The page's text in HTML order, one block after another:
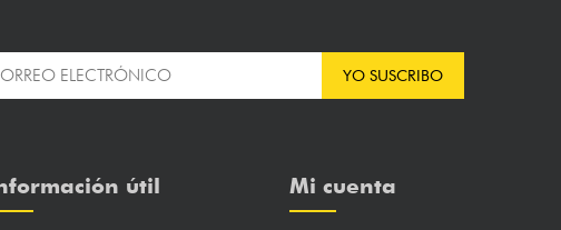
YO SUSCRIBO
útil Mi cuenta